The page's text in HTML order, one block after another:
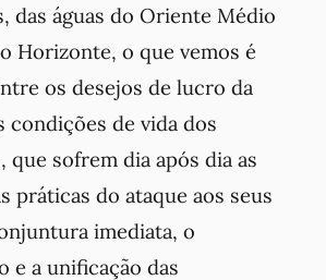
das águas do Oriente Médio
Horizonte, o que vemos é
os desejos de lucro da
condições de vida dos
que sofrem dia após dia as
práticas do ataque aos seus
imediata, o
e a unificação das